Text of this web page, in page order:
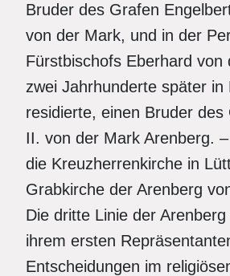
Bruder des Grafen
von der Mark, und in der
Fürstbischofs Eberhard von
zwei Jahrhunderte später in
residierte, einen Bruder
II. von der Mark Arenberg.
die Kreuzherrenkirche in
Grabkirche der Arenberg
Die dritte Linie der
ihrem ersten
Entscheidungen im